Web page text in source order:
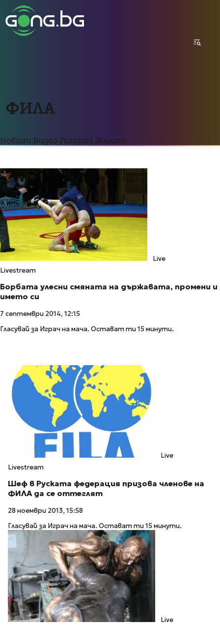
ФИЛА
Новини Видео Галерии Жълто
Live
Livestream
Борбата улесни смяната на държавата, промени и
името си
7 септември 2014, 12:15
Гласувай за Играч на мача. Остават ти 15 минути.
Live
Livestream
Шеф в Руската федерация призова членове на
ФИЛА да се оттеглят
28 ноември 2013, 15:58
Гласувай за Играч на мача. Остават ти 15 минути.
Live